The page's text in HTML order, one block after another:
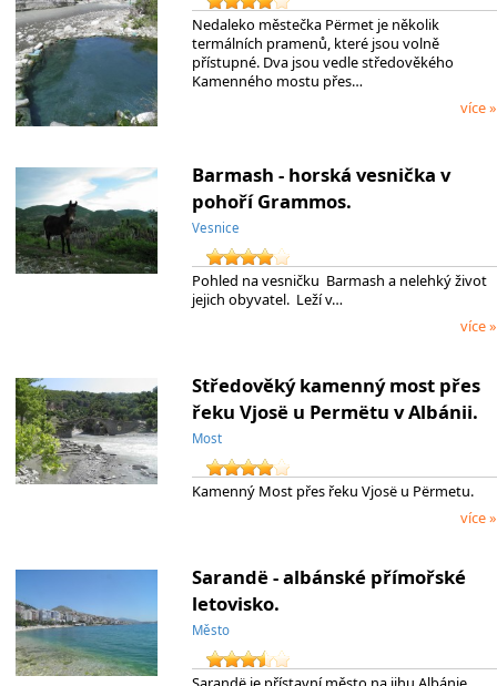
Nedaleko městečka Përmet je několik
termálních pramenů, které jsou volně
přístupné. Dva jsou vedle středověkého
Kamenného mostu přes…
více »
Barmash - horská vesnička v
pohoří Grammos.
Vesnice
Pohled na vesničku Barmash a nelehký život
jejich obyvatel. Leží v…
více »
Středověký kamenný most přes
řeku Vjosë u Permëtu v Albánii.
Most
Kamenný Most přes řeku Vjosë u Përmetu.
více »
Sarandë - albánské přímořské
letovisko.
Město